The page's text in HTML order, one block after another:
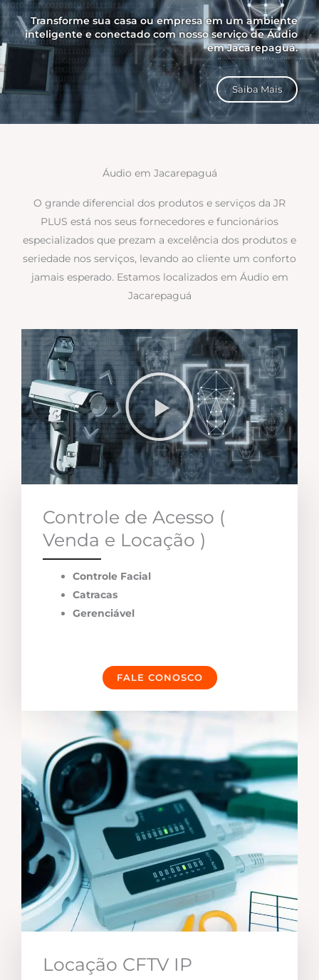
Transforme sua casa ou empresa em um ambiente
inteligente e conectado com nosso serviço de Áudio
em Jacarepaguá.
Saiba Mais
Áudio em Jacarepaguá
O grande diferencial dos produtos e serviços da JR
PLUS está nos seus fornecedores e funcionários
especializados que prezam a excelência dos produtos e
seriedade nos serviços, levando ao cliente um conforto
jamais esperado. Estamos localizados em Áudio em
Jacarepaguá
Controle de Acesso (
Venda e Locação )
Controle Facial
Catracas
Gerenciável
FALE CONOSCO
Locação CFTV IP